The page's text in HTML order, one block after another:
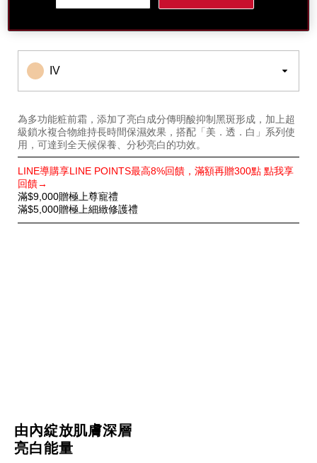
IV
為多功能粧前霜，添加了亮白成分傳明酸抑制黑斑形成，加上超
級鎖水複合物維持長時間保濕效果，搭配「美．透．白」系列使
用，可達到全天候保養、分秒亮白的功效。
別
優
惠
LINE導購享LINE POINTS最高8%回饋，滿額再贈300點 點我享
回饋→
滿$9,000贈極上尊寵禮
滿$5,000贈極上細緻修護禮
由內綻放肌膚深層
亮白能量